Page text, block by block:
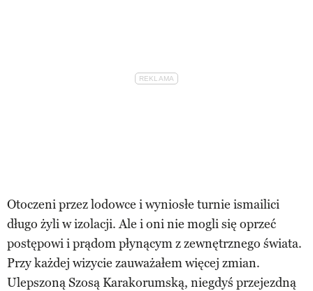
Otoczeni przez lodowce i wyniosłe turnie ismailici
długo żyli w izolacji. Ale i oni nie mogli się oprzeć
postępowi i prądom płynącym z zewnętrznego świata.
Przy każdej wizycie zauważałem więcej zmian.
Ulepszoną Szosą Karakorumską, niegdyś przejezdną